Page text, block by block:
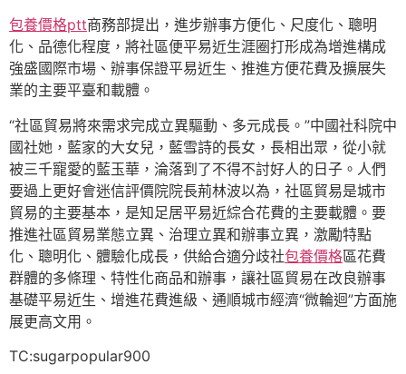
包養價格ptt商務部提出，進步辦事方便化、尺度化、聰明
化、品德化程度，將社區便平易近生涯圈打形成為增進構成
強盛國際市場、辦事保證平易近生、推進方便花費及擴展失
業的主要平臺和載體。
“社區貿易將來需求完成立異驅動、多元成長。”中國社科院中
國社她，藍家的大女兒，藍雪詩的長女，長相出眾，從小就
被三千寵愛的藍玉華，淪落到了不得不討好人的日子。人們
要過上更好會迷信評價院院長荊林波以為，社區貿易是城市
貿易的主要基本，是知足居平易近綜合花費的主要載體。要
推進社區貿易業態立異、治理立異和辦事立異，激勵特點
化、聰明化、體驗化成長，供給合適分歧社包養價格區花費
群體的多條理、特性化商品和辦事，讓社區貿易在改良辦事
基礎平易近生、增進花費進級、通順城市經濟“微輪迴”方面施
展更高文用。
TC:sugarpopular900